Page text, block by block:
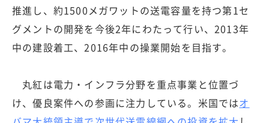
推進し、約1500メガワットの送電容量を持つ第1セ
グメントの開発を今後2年にわたって行い、2013年
中の建設着工、2016年中の操業開始を目指す。
丸紅は電力・インフラ分野を重点事業と位置づ
け、優良案件への参画に注力している。米国ではオ